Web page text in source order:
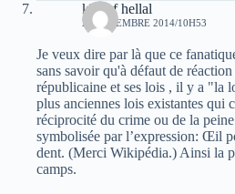
khelaf hellal
23 DÉCEMBRE 2014/10H53
Je veux dire par là que ce
sans savoir qu'à défaut de
républicaine et ses lois , il y a "la
plus anciennes lois existantes qui
réciprocité du crime ou de la
symbolisée par l’expression: Œil
dent. (Merci Wikipédia.) Ainsi la
camps.